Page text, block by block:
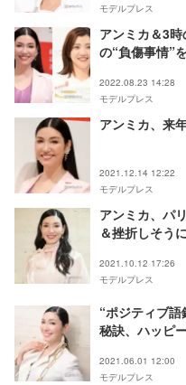
モデルプレス
アンミカ＆3
の“負傷事情”
2022.08.23 14:28
モデルプレス
アンミカ、来
2021.12.14 12:22
モデルプレス
アンミカ、パ
＆挫折しそう
2021.10.12 17:26
モデルプレス
“ポジティブ
秘訣、ハッピ
2021.06.01 12:00
モデルプレス